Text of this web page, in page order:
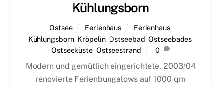
Kühlungsborn
Ostsee Ferienhaus Ferienhaus
Kühlungsborn, Kröpelin, Ostseebad Ostseebades,
Ostseeküste ,Ostseestrand 0
Modern und gemütlich eingerichtete, 2003/04
renovierte Ferienbungalows auf 1000 qm